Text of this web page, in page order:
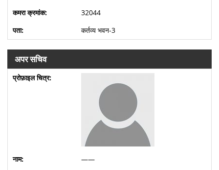
32044
कर्तव्य भवन-3
अपर सचिव
——